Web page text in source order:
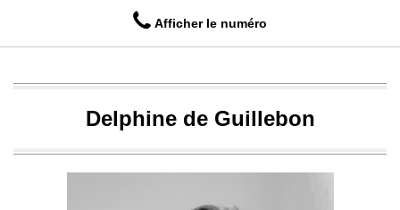
Afficher le numéro
Delphine de Guillebon